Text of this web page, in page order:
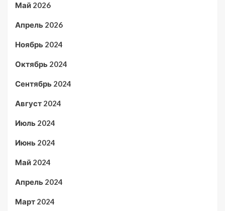
Май 2026
Апрель 2026
Ноябрь 2024
Октябрь 2024
Сентябрь 2024
Август 2024
Июль 2024
Июнь 2024
Май 2024
Апрель 2024
Март 2024